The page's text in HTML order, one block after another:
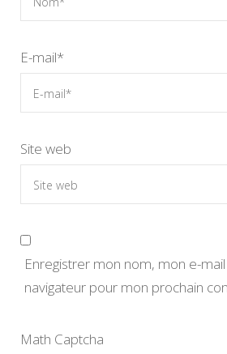
E-mail*
Site web
Enregistrer mon nom, mon e-
navigateur pour mon prochain
Math Captcha